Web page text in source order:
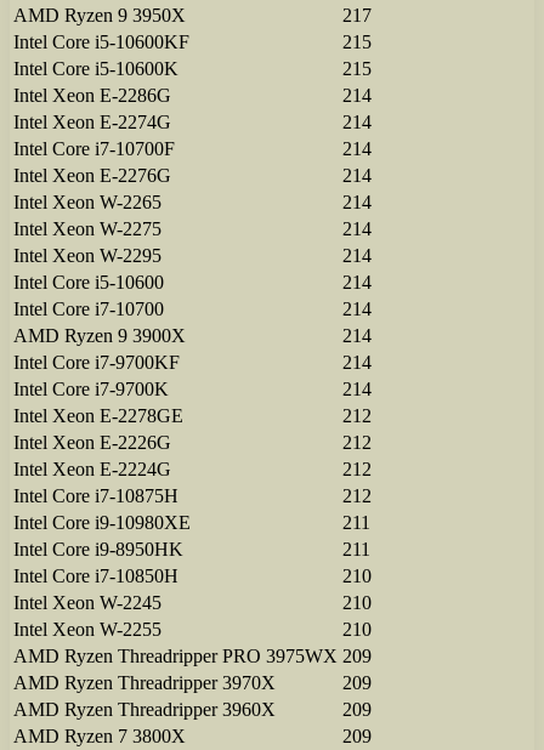
AMD Ryzen 9 3950X
217
Intel Core i5-10600KF
215
Intel Core i5-10600K
215
Intel Xeon E-2286G
214
Intel Xeon E-2274G
214
Intel Core i7-10700F
214
Intel Xeon E-2276G
214
Intel Xeon W-2265
214
Intel Xeon W-2275
214
Intel Xeon W-2295
214
Intel Core i5-10600
214
Intel Core i7-10700
214
AMD Ryzen 9 3900X
214
Intel Core i7-9700KF
214
Intel Core i7-9700K
214
Intel Xeon E-2278GE
212
Intel Xeon E-2226G
212
Intel Xeon E-2224G
212
Intel Core i7-10875H
212
Intel Core i9-10980XE
211
Intel Core i9-8950HK
211
Intel Core i7-10850H
210
Intel Xeon W-2245
210
Intel Xeon W-2255
210
AMD Ryzen Threadripper PRO 3975WX 209
AMD Ryzen Threadripper 3970X
209
AMD Ryzen Threadripper 3960X
209
AMD Ryzen 7 3800X
209